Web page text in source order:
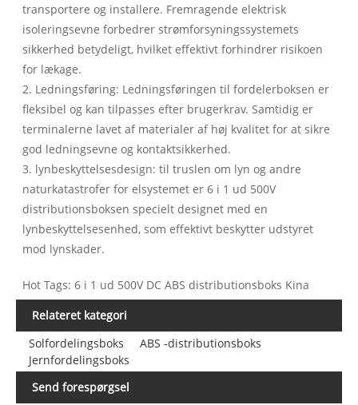
transportere og installere. Fremragende elektrisk
isoleringsevne forbedrer strømforsyningssystemets
sikkerhed betydeligt, hvilket effektivt forhindrer risikoen
for lækage.
2. Ledningsføring: Ledningsføringen til fordelerboksen er
fleksibel og kan tilpasses efter brugerkrav. Samtidig er
terminalerne lavet af materialer af høj kvalitet for at sikre
god ledningsevne og kontaktsikkerhed.
3. lynbeskyttelsesdesign: til truslen om lyn og andre
naturkatastrofer for elsystemet er 6 i 1 ud 500V
distributionsboksen specielt designet med en
lynbeskyttelsesenhed, som effektivt beskytter udstyret
mod lynskader.
Hot Tags: 6 i 1 ud 500V DC ABS distributionsboks Kina
Relateret kategori
Solfordelingsboks
ABS -distributionsboks
Jernfordelingsboks
Send forespørgsel